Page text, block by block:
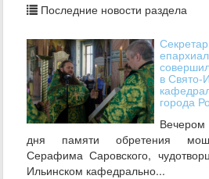
Последние новости раздела
в Свято-
города
дня памяти обретения
Серафима Саровского,
Ильинском кафедрально...